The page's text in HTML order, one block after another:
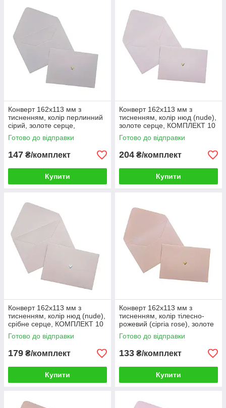
Конверт 162x113 мм з
тисненням, колір перлинний
сірий, золоте серце,
КОМПЛЕКТ 10 шт.
Готово до відправки
147 ₴/комплект
Купити
Конверт 162x113 мм з
тисненням, колір нюд (nude),
золоте серце, КОМПЛЕКТ 10
шт.
Готово до відправки
204 ₴/комплект
Купити
Конверт 162x113 мм з
тисненням, колір нюд (nude),
срібне серце, КОМПЛЕКТ 10
шт.
Готово до відправки
179 ₴/комплект
Купити
Конверт 162x113 мм з
тисненням, колір тілесно-
рожевий (cipria rose), золоте
серце, КОМПЛЕКТ 10 шт.
Готово до відправки
133 ₴/комплект
Купити